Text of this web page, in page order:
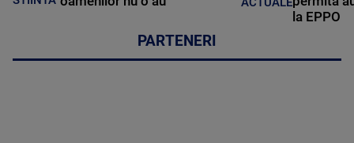
la EPPO
PARTENERI